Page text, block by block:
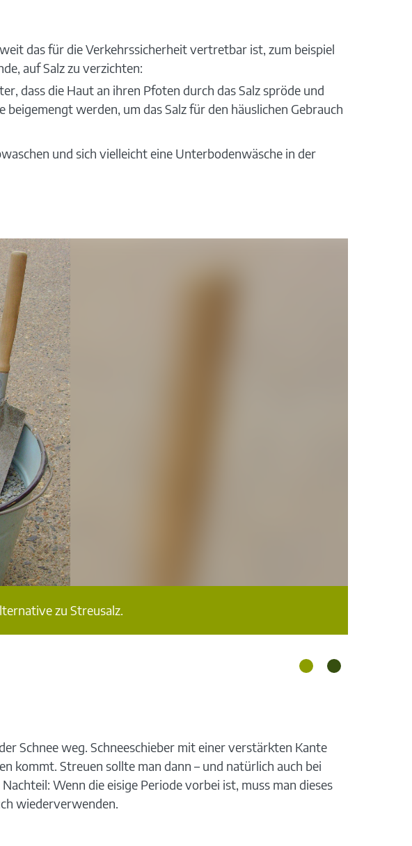
das für die Verkehrssicherheit vertretbar ist, zum beispiel
auf Salz zu verzichten:
dass die Haut an ihren Pfoten durch das Salz spröde und
werden, um das Salz für den häuslichen Gebrauch
und sich vielleicht eine Unterbodenwäsche in der
zu Streusalz.
Schnee weg. Schneeschieber mit einer verstärkten Kante
kommt. Streuen sollte man dann – und natürlich auch bei
Wenn die eisige Periode vorbei ist, muss man dieses
wiederverwenden.